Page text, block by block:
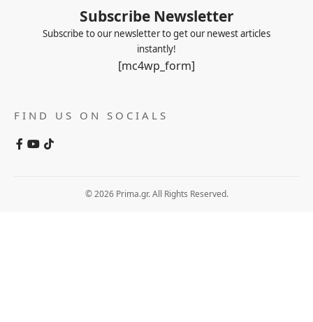
Subscribe Newsletter
Subscribe to our newsletter to get our newest articles
instantly!
[mc4wp_form]
FIND US ON SOCIALS
© 2026 Prima.gr. All Rights Reserved.